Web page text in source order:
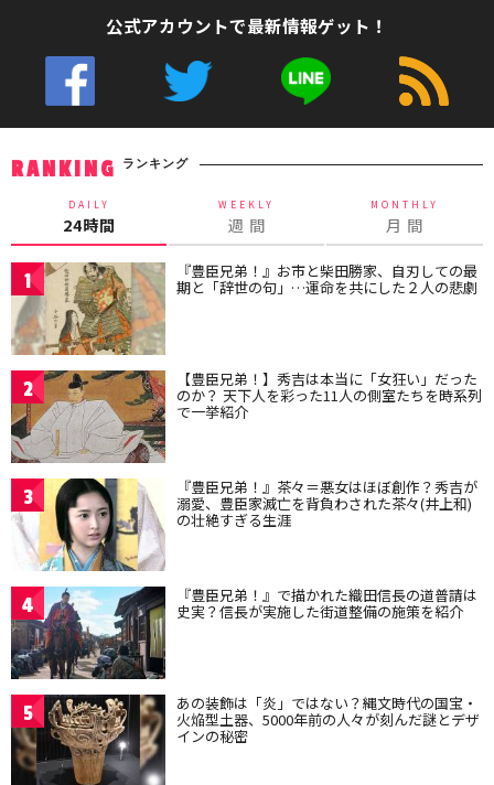
公式アカウントで最新情報ゲット！
RANKING ランキング
DAILY
24時間
WEEKLY
週 間
MONTHLY
月 間
1 『豊臣兄弟！』お市と柴田勝家、自刃しての最
期と「辞世の句」…運命を共にした２人の悲劇
2 【豊臣兄弟！】秀吉は本当に「女狂い」だった
のか？ 天下人を彩った11人の側室たちを時系列
で一挙紹介
3 『豊臣兄弟！』茶々＝悪女はほぼ創作？秀吉が
溺愛、豊臣家滅亡を背負わされた茶々(井上和)
の壮絶すぎる生涯
4 『豊臣兄弟！』で描かれた織田信長の道普請は
史実？信長が実施した街道整備の施策を紹介
5 あの装飾は「炎」ではない？縄文時代の国宝・
火焔型土器、5000年前の人々が刻んだ謎とデザ
インの秘密